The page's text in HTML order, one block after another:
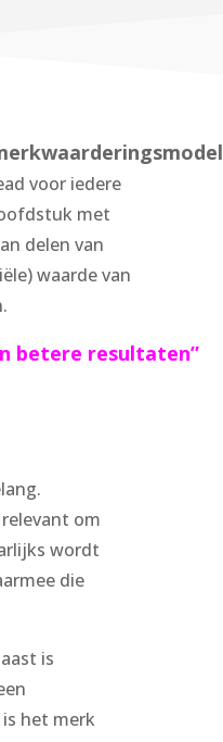
voor iedere
met
delen van
waarde van
betere resultaten”
om
wordt
die
is
het merk